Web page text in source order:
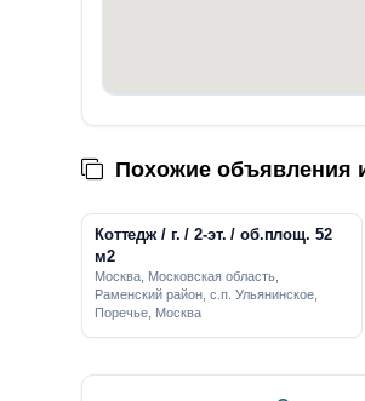
Похожие объявления
Коттедж / г. / 2-эт. / об.площ. 52
м2
Москва, Московская область,
Раменский район, с.п. Ульянинское,
Поречье, Москва